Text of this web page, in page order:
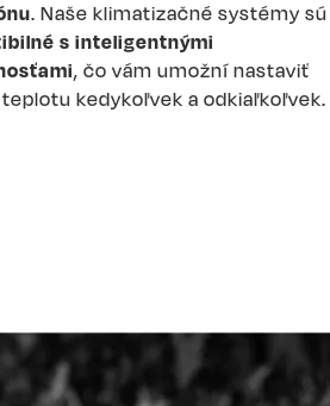
. Naše klimatizačné systémy sú
s inteligentnými
, čo vám umožní nastaviť
kedykoľvek a odkiaľkoľvek.